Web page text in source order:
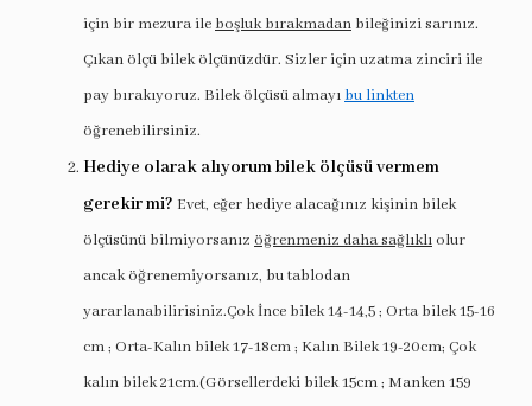
için bir mezura ile boşluk bırakmadan bileğinizi sarınız.
Çıkan ölçü bilek ölçünüzdür. Sizler için uzatma zinciri ile
pay bırakıyoruz. Bilek ölçüsü almayı bu linkten
öğrenebilirsiniz.
Hediye olarak alıyorum bilek ölçüsü vermem
gerekir mi? Evet, eğer hediye alacağınız kişinin bilek
ölçüsünü bilmiyorsanız öğrenmeniz daha sağlıklı olur
ancak öğrenemiyorsanız, bu tablodan
yararlanabilirisiniz.Çok İnce bilek 14-14,5 ; Orta bilek 15-16
cm ; Orta-Kalın bilek 17-18cm ; Kalın Bilek 19-20cm; Çok
kalın bilek 21cm.(Görsellerdeki bilek 15cm ; Manken 159